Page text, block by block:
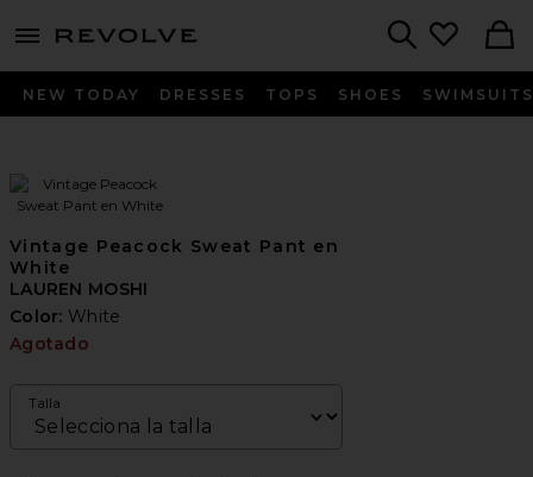
menu - shows more content
NEW TODAY DRESSES TOPS SHOES SWIMSUITS
Vintage Peacock Sweat Pant en
White
LAUREN MOSHI
Color: White
Agotado
Talla